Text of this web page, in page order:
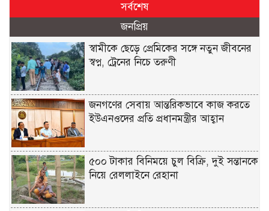
সর্বশেষ
জনপ্রিয়
স্বামীকে ছেড়ে প্রেমিকের সঙ্গে নতুন জীবনের
স্বপ্ন, ট্রেনের নিচে তরুণী
জনগণের সেবায় আন্তরিকভাবে কাজ করতে
ইউএনওদের প্রতি প্রধানমন্ত্রীর আহ্বান
৫০০ টাকার বিনিময়ে চুল বিক্রি, দুই সন্তানকে
নিয়ে রেললাইনে রেহানা